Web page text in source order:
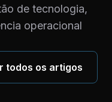
de tecnologia,
operacional
todos os artigos